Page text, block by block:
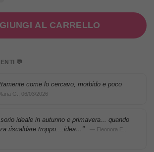
AL CARRELLO
💬
come lo cercavo, morbido e poco
G., 06/03/2026
ideale in autunno e primavera... quando
riscaldare troppo....idea…"
— Eleonora E.,